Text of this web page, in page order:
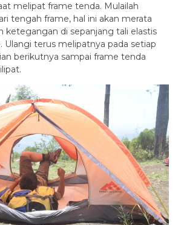
melipat frame tenda. Mulailah
tengah frame, hal ini akan merata
ketegangan di sepanjang tali elastis
Ulangi terus melipatnya pada setiap
berikutnya sampai frame tenda